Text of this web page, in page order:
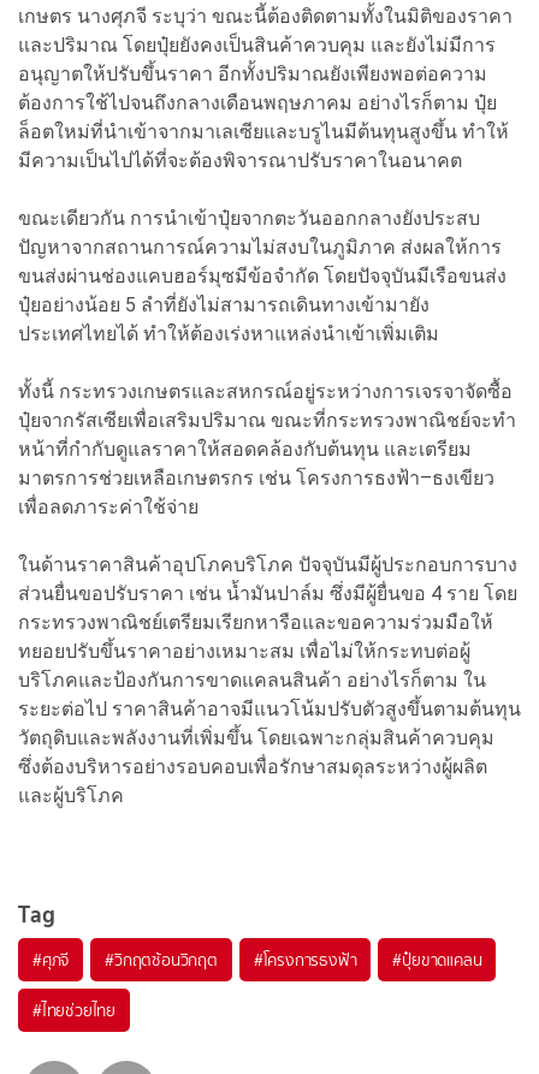
เกษตร นางศุภจี ระบุว่า ขณะนี้ต้องติดตามทั้งในมิติของราคา
และปริมาณ โดยปุ๋ยยังคงเป็นสินค้าควบคุม และยังไม่มีการ
อนุญาตให้ปรับขึ้นราคา อีกทั้งปริมาณยังเพียงพอต่อความ
ต้องการใช้ไปจนถึงกลางเดือนพฤษภาคม อย่างไรก็ตาม ปุ๋ย
ล็อตใหม่ที่นำเข้าจากมาเลเซียและบรูไนมีต้นทุนสูงขึ้น ทำให้
มีความเป็นไปได้ที่จะต้องพิจารณาปรับราคาในอนาคต
ขณะเดียวกัน การนำเข้าปุ๋ยจากตะวันออกกลางยังประสบ
ปัญหาจากสถานการณ์ความไม่สงบในภูมิภาค ส่งผลให้การ
ขนส่งผ่านช่องแคบฮอร์มุซมีข้อจำกัด โดยปัจจุบันมีเรือขนส่ง
ปุ๋ยอย่างน้อย 5 ลำที่ยังไม่สามารถเดินทางเข้ามายัง
ประเทศไทยได้ ทำให้ต้องเร่งหาแหล่งนำเข้าเพิ่มเติม
ทั้งนี้ กระทรวงเกษตรและสหกรณ์อยู่ระหว่างการเจรจาจัดซื้อ
ปุ๋ยจากรัสเซียเพื่อเสริมปริมาณ ขณะที่กระทรวงพาณิชย์จะทำ
หน้าที่กำกับดูแลราคาให้สอดคล้องกับต้นทุน และเตรียม
มาตรการช่วยเหลือเกษตรกร เช่น โครงการธงฟ้า–ธงเขียว
เพื่อลดภาระค่าใช้จ่าย
ในด้านราคาสินค้าอุปโภคบริโภค ปัจจุบันมีผู้ประกอบการบาง
ส่วนยื่นขอปรับราคา เช่น น้ำมันปาล์ม ซึ่งมีผู้ยื่นขอ 4 ราย โดย
กระทรวงพาณิชย์เตรียมเรียกหารือและขอความร่วมมือให้
ทยอยปรับขึ้นราคาอย่างเหมาะสม เพื่อไม่ให้กระทบต่อผู้
บริโภคและป้องกันการขาดแคลนสินค้า อย่างไรก็ตาม ใน
ระยะต่อไป ราคาสินค้าอาจมีแนวโน้มปรับตัวสูงขึ้นตามต้นทุน
วัตถุดิบและพลังงานที่เพิ่มขึ้น โดยเฉพาะกลุ่มสินค้าควบคุม
ซึ่งต้องบริหารอย่างรอบคอบเพื่อรักษาสมดุลระหว่างผู้ผลิต
และผู้บริโภค
Tag
#ศุภจี #วิกฤตซ้อนวิกฤต #โครงการธงฟ้า #ปุ๋ยขาดแคลน
#ไทยช่วยไทย